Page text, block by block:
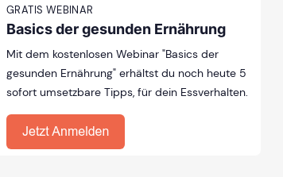
GRATIS WEBINAR
Basics der gesunden Ernährung
Mit dem kostenlosen Webinar "Basics der
gesunden Ernährung" erhältst du noch heute 5
sofort umsetzbare Tipps, für dein Essverhalten.